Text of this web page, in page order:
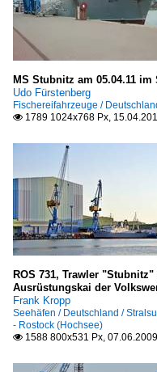
MS Stubnitz am 05.04.11 im
Udo Fürstenberg
Fischereifahrzeuge /
 1789 1024x768 Px,
ROS 731, Trawler
Ausrüstungskai der
Frank Kropp
Seehäfen / Deutschland /
- Rostock (Hochsee)
 1588 800x531 Px, 07.06.2009